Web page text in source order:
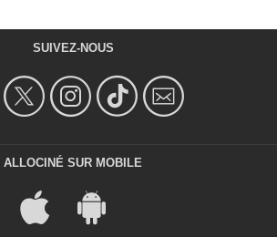
SUIVEZ-NOUS
ALLOCINÉ SUR MOBILE